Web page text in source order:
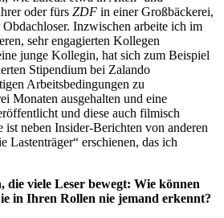
oder fürs ZDF in einer Großbäckerei,
Inzwischen arbeite ich im
sehr engagierten Kollegen
junge Kollegin, hat sich zum Beispiel
Stipendium bei Zalando
Arbeitsbedingungen zu
Monaten ausgehalten und eine
und diese auch filmisch
ist neben Insider-Berichten von anderen
Lastenträger“ erschienen, das ich
die viele ­Leser bewegt: Wie können
in Ihren Rollen nie jemand erkennt?